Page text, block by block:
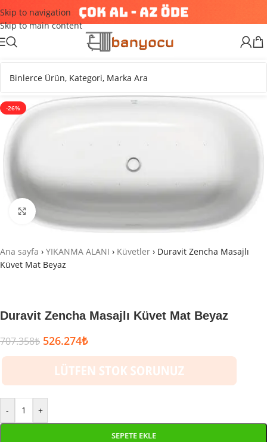
Skip to navigation
Skip to main content
-26%
Büyütmek için tıklayın
Ana sayfa › YIKANMA ALANI › Küvetler › Duravit Zencha Masajlı
Küvet Mat Beyaz
Duravit Zencha Masajlı Küvet Mat Beyaz
707.358₺ 526.274₺
- +
SEPETE EKLE